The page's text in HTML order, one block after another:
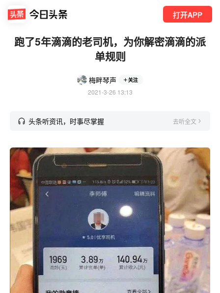
打开APP
跑了5年滴滴的老司机，为你解密滴滴的派
单规则
梅畔琴声 关注
2021-3-26 13:13
头条听资讯，时事尽掌握 去听全文